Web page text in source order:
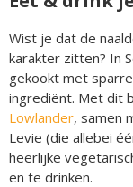
Wist je dat de
karakter zitten? In
gekookt met
ingrediënt. Met dit
Lowlander, samen
Levie (die allebei
heerlijke
en te drinken.